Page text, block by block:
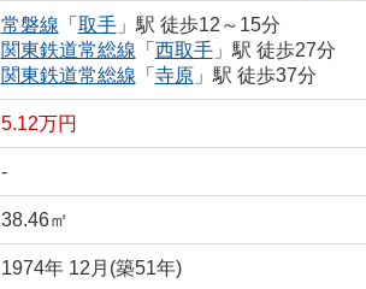
常磐線 「 取手」駅 徒歩12～15分
関東鉄道常総線 「 西取手」駅 徒歩27分
関東鉄道常総線 「 寺原」駅 徒歩37分
5.12万円
-
38.46㎡
1974年 12月(築51年)